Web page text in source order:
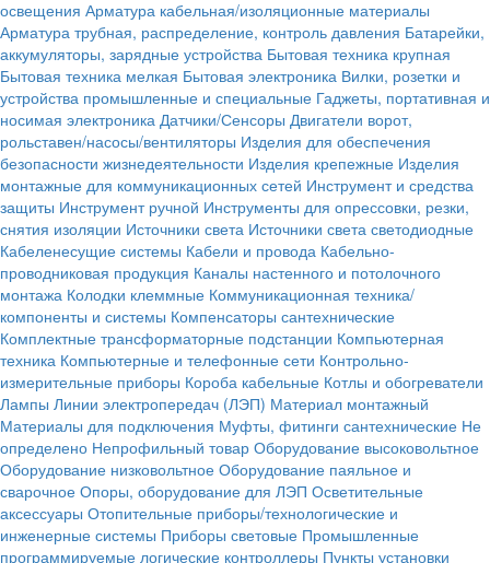
освещения Арматура кабельная/изоляционные материалы
Арматура трубная, распределение, контроль давления Батарейки,
аккумуляторы, зарядные устройства Бытовая техника крупная
Бытовая техника мелкая Бытовая электроника Вилки, розетки и
устройства промышленные и специальные Гаджеты, портативная и
носимая электроника Датчики/Сенсоры Двигатели ворот,
рольставен/насосы/вентиляторы Изделия для обеспечения
безопасности жизнедеятельности Изделия крепежные Изделия
монтажные для коммуникационных сетей Инструмент и средства
защиты Инструмент ручной Инструменты для опрессовки, резки,
снятия изоляции Источники света Источники света светодиодные
Кабеленесущие системы Кабели и провода Кабельно-
проводниковая продукция Каналы настенного и потолочного
монтажа Колодки клеммные Коммуникационная техника/
компоненты и системы Компенсаторы сантехнические
Комплектные трансформаторные подстанции Компьютерная
техника Компьютерные и телефонные сети Контрольно-
измерительные приборы Короба кабельные Котлы и обогреватели
Лампы Линии электропередач (ЛЭП) Материал монтажный
Материалы для подключения Муфты, фитинги сантехнические Не
определено Непрофильный товар Оборудование высоковольтное
Оборудование низковольтное Оборудование паяльное и
сварочное Опоры, оборудование для ЛЭП Осветительные
аксессуары Отопительные приборы/технологические и
инженерные системы Приборы световые Промышленные
программируемые логические контроллеры Пункты установки